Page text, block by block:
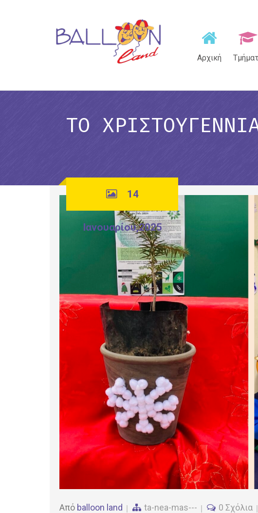
Αρχική
ΤΟ
14
Ιανουαρίου,2025
Από balloon land ta-nea-mas---
0 Σχόλια